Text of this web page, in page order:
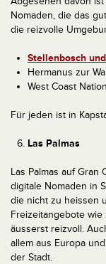
Nomaden, die das
die reizvolle
Stellenbosch
Hermanus zur
West Coast
Für jeden ist in
Las Palmas
Las Palmas auf
digitale Nomaden in
die nicht zu heissen
Freizeitangebote
äusserst reizvoll.
allem aus Europa
der Stadt.